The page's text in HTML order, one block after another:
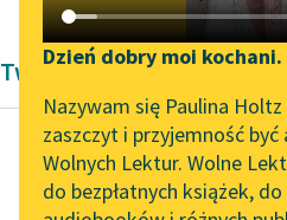
Katalog DAISY
Podkasty o książkach
Aktualności
„Prokurator Alicja Horn”
do słuchania
Dzień dobry moi kochani.
Nazywam się Paulina
zaszczyt i przyjemność
Wolnych Lektur. Wolne
do bezpłatnych książek, do
Twórczość Edith Nesbit